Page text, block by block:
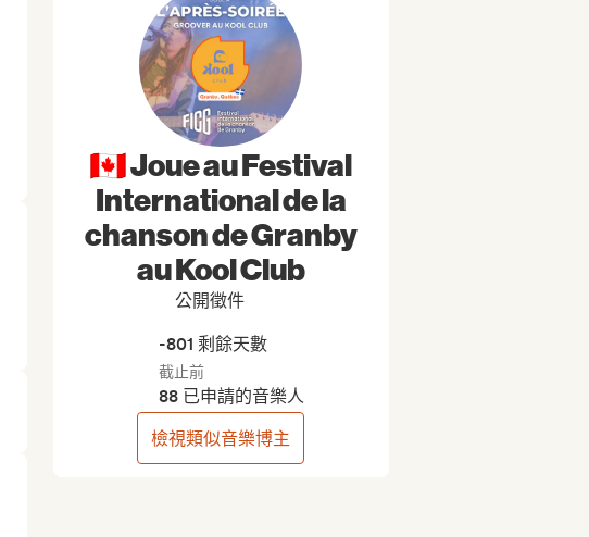
🇨🇦 Joue au Festival
International de la
chanson de Granby
au Kool Club
公開徵件
-801 剩餘天數
截止前
88 已申請的音樂人
檢視類似音樂博主